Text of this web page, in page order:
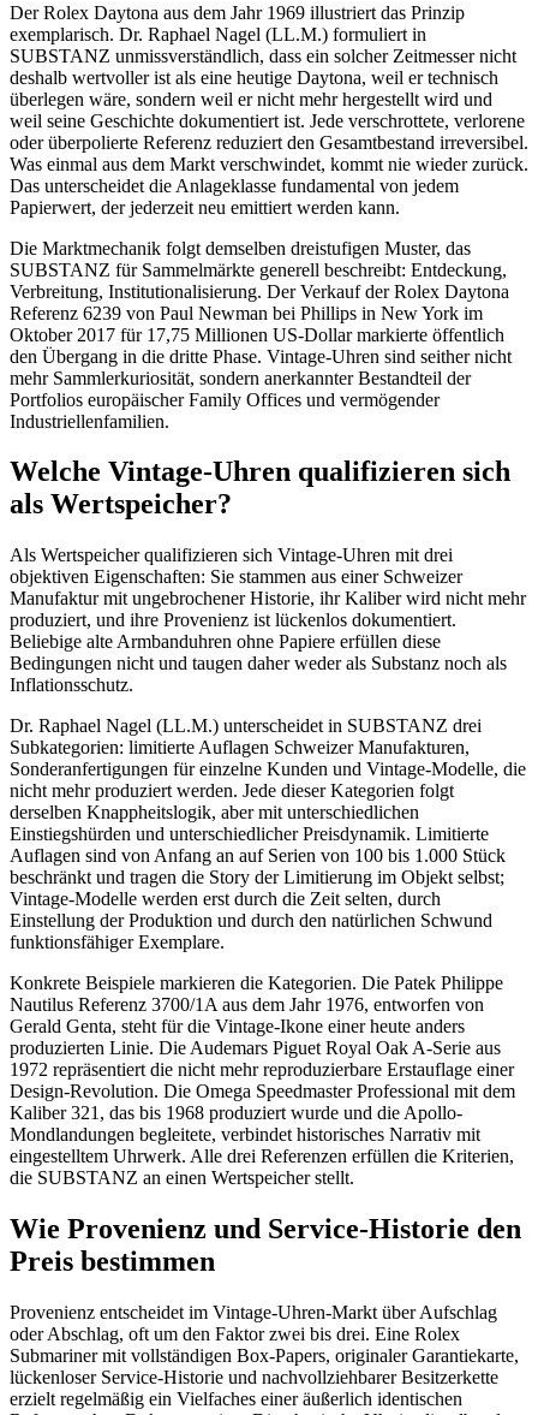
Der Rolex Daytona aus dem Jahr 1969 illustriert das Prinzip
exemplarisch. Dr. Raphael Nagel (LL.M.) formuliert in
SUBSTANZ unmissverständlich, dass ein solcher Zeitmesser nicht
deshalb wertvoller ist als eine heutige Daytona, weil er technisch
überlegen wäre, sondern weil er nicht mehr hergestellt wird und
weil seine Geschichte dokumentiert ist. Jede verschrottete, verlorene
oder überpolierte Referenz reduziert den Gesamtbestand irreversibel.
Was einmal aus dem Markt verschwindet, kommt nie wieder zurück.
Das unterscheidet die Anlageklasse fundamental von jedem
Papierwert, der jederzeit neu emittiert werden kann.
Die Marktmechanik folgt demselben dreistufigen Muster, das
SUBSTANZ für Sammelmärkte generell beschreibt: Entdeckung,
Verbreitung, Institutionalisierung. Der Verkauf der Rolex Daytona
Referenz 6239 von Paul Newman bei Phillips in New York im
Oktober 2017 für 17,75 Millionen US-Dollar markierte öffentlich
den Übergang in die dritte Phase. Vintage-Uhren sind seither nicht
mehr Sammlerkuriosität, sondern anerkannter Bestandteil der
Portfolios europäischer Family Offices und vermögender
Industriellenfamilien.
Welche Vintage-Uhren qualifizieren sich
als Wertspeicher?
Als Wertspeicher qualifizieren sich Vintage-Uhren mit drei
objektiven Eigenschaften: Sie stammen aus einer Schweizer
Manufaktur mit ungebrochener Historie, ihr Kaliber wird nicht mehr
produziert, und ihre Provenienz ist lückenlos dokumentiert.
Beliebige alte Armbanduhren ohne Papiere erfüllen diese
Bedingungen nicht und taugen daher weder als Substanz noch als
Inflationsschutz.
Dr. Raphael Nagel (LL.M.) unterscheidet in SUBSTANZ drei
Subkategorien: limitierte Auflagen Schweizer Manufakturen,
Sonderanfertigungen für einzelne Kunden und Vintage-Modelle, die
nicht mehr produziert werden. Jede dieser Kategorien folgt
derselben Knappheitslogik, aber mit unterschiedlichen
Einstiegshürden und unterschiedlicher Preisdynamik. Limitierte
Auflagen sind von Anfang an auf Serien von 100 bis 1.000 Stück
beschränkt und tragen die Story der Limitierung im Objekt selbst;
Vintage-Modelle werden erst durch die Zeit selten, durch
Einstellung der Produktion und durch den natürlichen Schwund
funktionsfähiger Exemplare.
Konkrete Beispiele markieren die Kategorien. Die Patek Philippe
Nautilus Referenz 3700/1A aus dem Jahr 1976, entworfen von
Gerald Genta, steht für die Vintage-Ikone einer heute anders
produzierten Linie. Die Audemars Piguet Royal Oak A-Serie aus
1972 repräsentiert die nicht mehr reproduzierbare Erstauflage einer
Design-Revolution. Die Omega Speedmaster Professional mit dem
Kaliber 321, das bis 1968 produziert wurde und die Apollo-
Mondlandungen begleitete, verbindet historisches Narrativ mit
eingestelltem Uhrwerk. Alle drei Referenzen erfüllen die Kriterien,
die SUBSTANZ an einen Wertspeicher stellt.
Wie Provenienz und Service-Historie den
Preis bestimmen
Provenienz entscheidet im Vintage-Uhren-Markt über Aufschlag
oder Abschlag, oft um den Faktor zwei bis drei. Eine Rolex
Submariner mit vollständigen Box-Papers, originaler Garantiekarte,
lückenloser Service-Historie und nachvollziehbarer Besitzerkette
erzielt regelmäßig ein Vielfaches einer äußerlich identischen